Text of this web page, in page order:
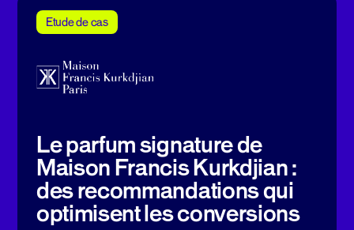
Etude de cas
Le parfum signature de
Maison Francis Kurkdjian :
des recommandations qui
optimisent les conversions